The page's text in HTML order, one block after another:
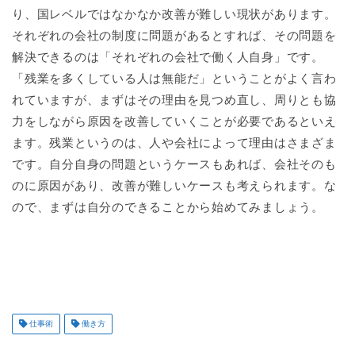
り、国レベルではなかなか改善が難しい現状があります。
それぞれの会社の制度に問題があるとすれば、その問題を
解決できるのは「それぞれの会社で働く人自身」です。
「残業を多くしている人は無能だ」ということがよく言わ
れていますが、まずはその理由を見つめ直し、周りとも協
力をしながら原因を改善していくことが必要であるといえ
ます。残業というのは、人や会社によって理由はさまざま
です。自分自身の問題というケースもあれば、会社そのも
のに原因があり、改善が難しいケースも考えられます。な
ので、まずは自分のできることから始めてみましょう。
仕事術 働き方